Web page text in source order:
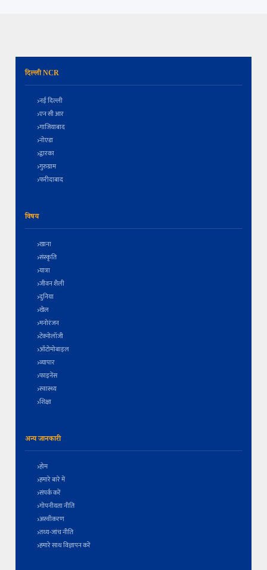
दिल्ली NCR
नई दिल्ली
एन सी आर
गाजियाबाद
नोएडा
द्वारका
गुरुग्राम
फरीदाबाद
विषय
खाना
संस्कृति
यात्रा
जीवन शैली
दुनिया
खेल
मनोरंजन
टेक्नोलॉजी
ऑटोमोबाइल
व्यापार
फाइनेंस
स्वास्थ्य
शिक्षा
अन्य जानकारी
होम
हमारे बारे में
संपर्क करें
गोपनीयता नीति
अस्वीकरण
तथ्य-जांच नीति
हमारे साथ विज्ञापन करें